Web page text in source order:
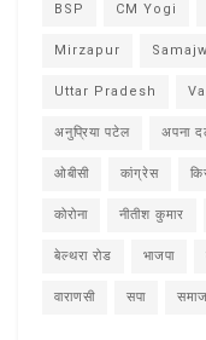
BSP CM Yogi
Mirzapur
Uttar Pradesh
अनुप्रिया पटेल अपना
ओबीसी कांग्रेस
कोरोना नीतीश कुमार
बेल्थरा रोड भाजपा
वाराणसी सपा